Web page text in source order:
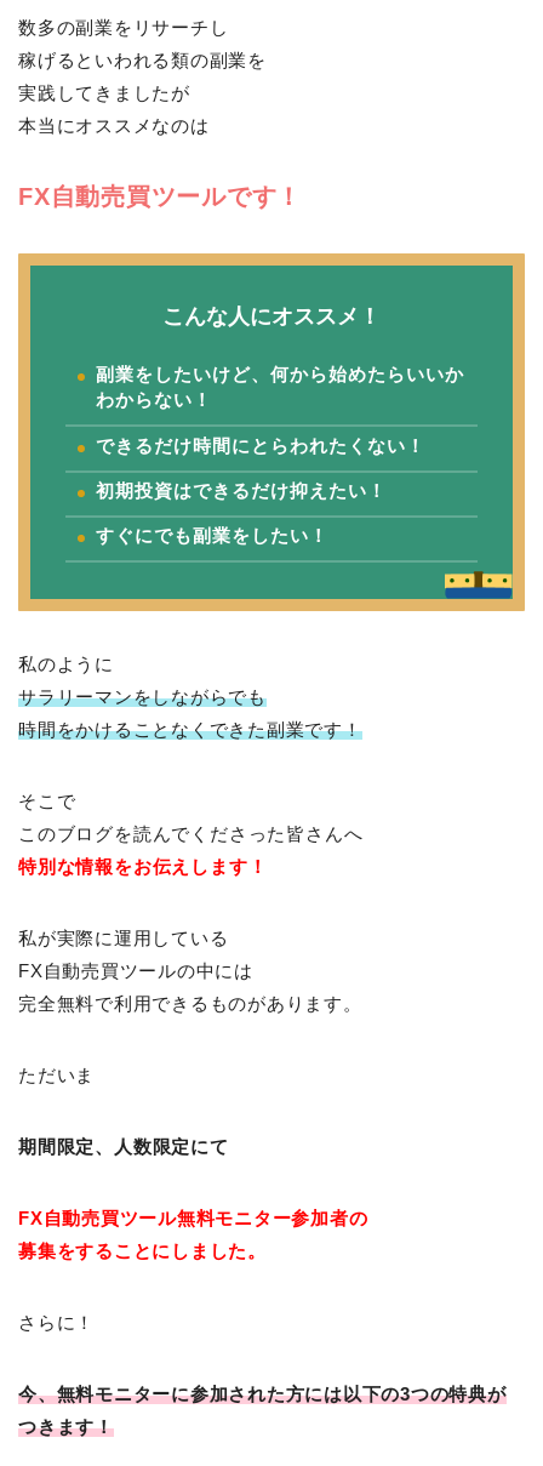
数多の副業をリサーチし
稼げるといわれる類の副業を
実践してきましたが
本当にオススメなのは
FX自動売買ツールです！
こんな人にオススメ！
副業をしたいけど、何から始めたらいいか
わからない！
できるだけ時間にとらわれたくない！
初期投資はできるだけ抑えたい！
すぐにでも副業をしたい！
私のように
サラリーマンをしながらでも
時間をかけることなくできた副業です！
そこで
このブログを読んでくださった皆さんへ
特別な情報をお伝えします！
私が実際に運用している
FX自動売買ツールの中には
完全無料で利用できるものがあります。
ただいま
期間限定、 人数限定にて
FX自動売買ツール無料モニター参加者の
募集をすることにしました。
さらに！
今、無料モニターに参加された方には以下の3つの特典が
つきます！